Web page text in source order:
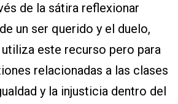
de la sátira reflexionar
un ser querido y el duelo,
utiliza este recurso pero para
relacionadas a las clases
y la injusticia dentro del